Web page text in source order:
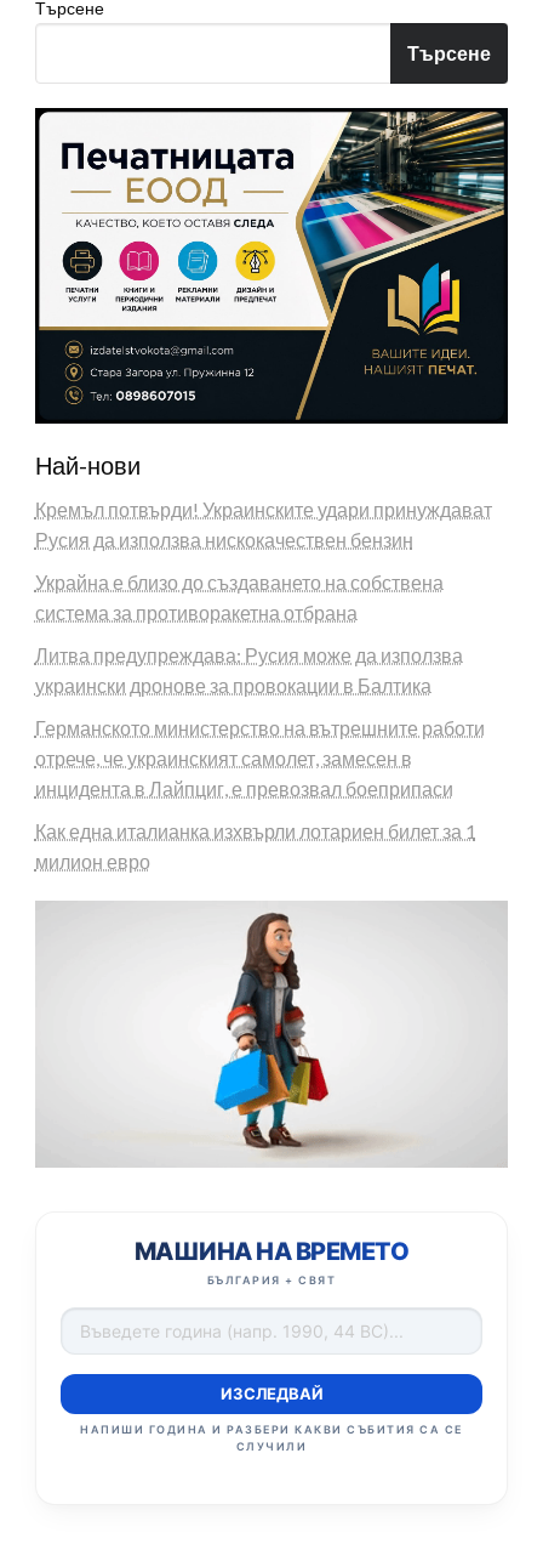
Търсене
Търсене
Най-нови
Кремъл потвърди! Украинските удари принуждават
Русия да използва нискокачествен бензин
Украйна е близо до създаването на собствена
система за противоракетна отбрана
Литва предупреждава: Русия може да използва
украински дронове за провокации в Балтика
Германското министерство на вътрешните работи
отрече, че украинският самолет, замесен в
инцидента в Лайпциг, е превозвал боеприпаси
Как една италианка изхвърли лотариен билет за 1
милион евро
МАШИНА НА ВРЕМЕТО
БЪЛГАРИЯ + СВЯТ
ИЗСЛЕДВАЙ
НАПИШИ ГОДИНА И РАЗБЕРИ КАКВИ СЪБИТИЯ СА СЕ
СЛУЧИЛИ